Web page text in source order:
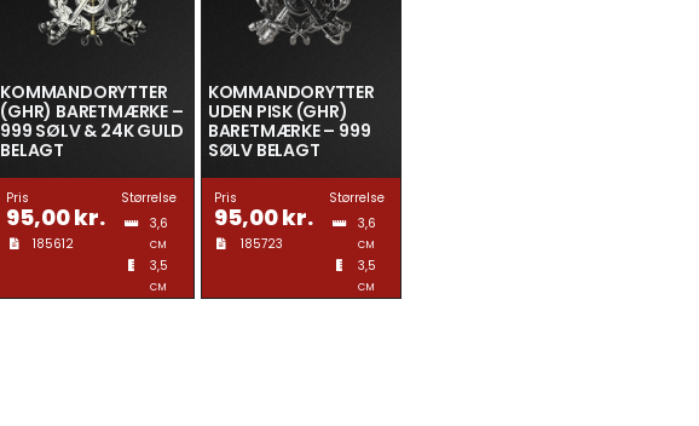
KOMMANDORYTTER
(GHR) BARETMÆRKE –
999 SØLV & 24K GULD
BELAGT
Pris
95,00kr.
185612
Størrelse
3,6
CM
3,5
CM
KOMMANDORYTTER
UDEN PISK (GHR)
BARETMÆRKE – 999
SØLV BELAGT
Pris
95,00kr.
185723
Størrelse
3,6
CM
3,5
CM